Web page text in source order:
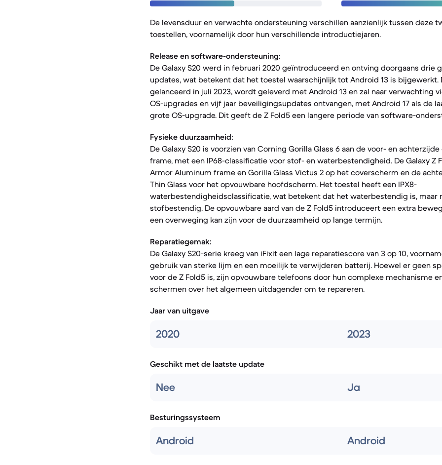
De levensduur en verwachte ondersteuning verschillen aanzienlijk tussen deze
toestellen, voornamelijk door hun verschillende introductiejaren.
Release en software-ondersteuning:
De Galaxy S20 werd in februari 2020 geïntroduceerd en ontving doorgaans drie
updates, wat betekent dat het toestel waarschijnlijk tot Android 13 is bijgewerkt.
gelanceerd in juli 2023, wordt geleverd met Android 13 en zal naar verwachting
OS-upgrades en vijf jaar beveiligingsupdates ontvangen, met Android 17 als de
grote OS-upgrade. Dit geeft de Z Fold5 een langere periode van software-
Fysieke duurzaamheid:
De Galaxy S20 is voorzien van Corning Gorilla Glass 6 aan de voor- en
frame, met een IP68-classificatie voor stof- en waterbestendigheid. De Galaxy Z
Armor Aluminum frame en Gorilla Glass Victus 2 op het coverscherm en de
Thin Glass voor het opvouwbare hoofdscherm. Het toestel heeft een IPX8-
waterbestendigheidsclassificatie, wat betekent dat het waterbestendig is, maar
stofbestendig. De opvouwbare aard van de Z Fold5 introduceert een extra
een overweging kan zijn voor de duurzaamheid op lange termijn.
Reparatiegemak:
De Galaxy S20-serie kreeg van iFixit een lage reparatiescore van 3 op 10,
gebruik van sterke lijm en een moeilijk te verwijderen batterij. Hoewel er geen
voor de Z Fold5 is, zijn opvouwbare telefoons door hun complexe mechanisme
schermen over het algemeen uitdagender om te repareren.
Jaar van uitgave
2020 2023
Geschikt met de laatste update
Nee Ja
Besturingssysteem
Android Android